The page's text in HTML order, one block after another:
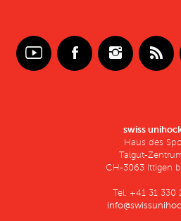
swiss
Haus des
Talgut-
CH-3063 Ittigen
Tel. +41 31 330